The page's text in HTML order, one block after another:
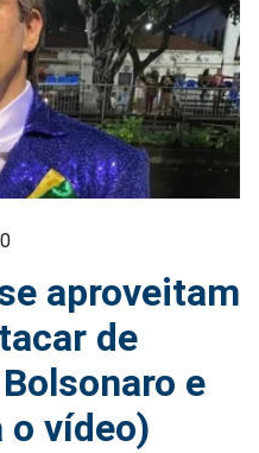
aproveitam
de
e
vídeo)